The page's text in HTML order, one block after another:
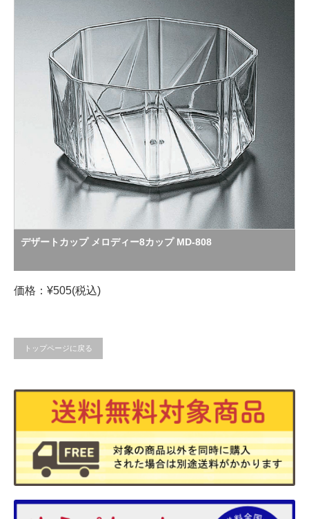
デザートカップ メロディー8カップ MD-808
価格：¥505(税込)
トップページに戻る